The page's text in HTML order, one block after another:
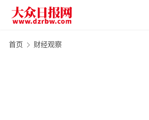
首页 财经观察